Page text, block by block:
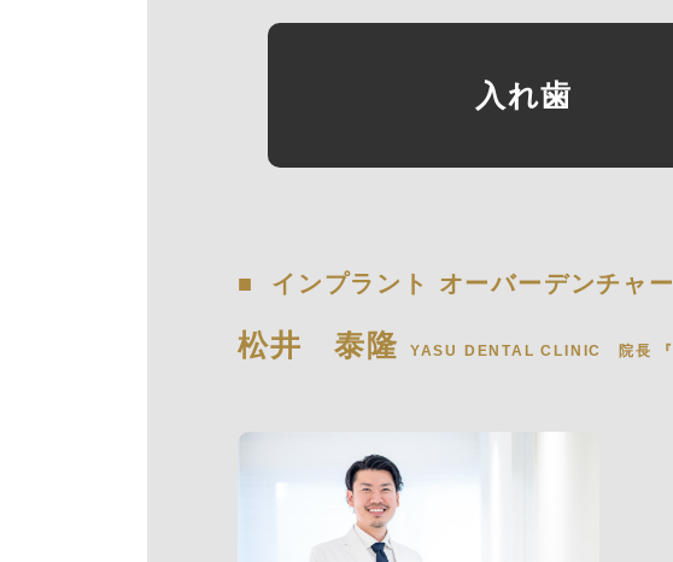
入れ歯
インプラント オーバーデンチャー
松井 泰隆 YASU DENTAL CLINIC 院長 『